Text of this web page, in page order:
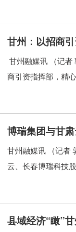
甘州：以招商
甘州融媒讯 （记者
商引资指挥部，精
博瑞集团与甘
甘州融媒讯 （记者
云、长春博瑞科技
县域经济“瞰”